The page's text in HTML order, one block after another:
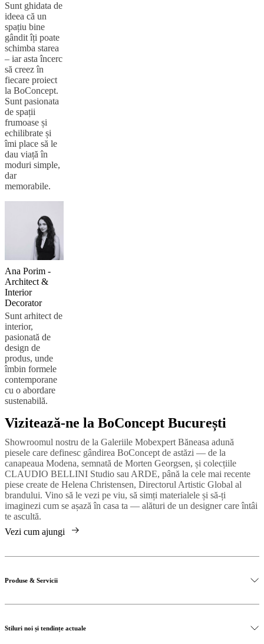
Sunt ghidata de
ideea că un
spațiu bine
gândit îți poate
schimba starea
– iar asta încerc
să creez în
fiecare proiect
la BoConcept.
Sunt pasionata
de spații
frumoase și
echilibrate și
îmi place să le
dau viață în
moduri simple,
dar
memorabile.
Ana Porim -
Architect &
Interior
Decorator
Sunt arhitect de
interior,
pasionată de
design de
produs, unde
îmbin formele
contemporane
cu o abordare
sustenabilă.
Vizitează-ne la BoConcept București
Showroomul nostru de la Galeriile Mobexpert Băneasa adună
piesele care definesc gândirea BoConcept de astăzi — de la
canapeaua Modena, semnată de Morten Georgsen, și colecțiile
CLAUDIO BELLINI Studio sau ARDE, până la cele mai recente
piese create de Helena Christensen, Directorul Artistic Global al
brandului. Vino să le vezi pe viu, să simți materialele și să-ți
imaginezi cum se așază în casa ta — alături de un designer care întâi
te ascultă.
Vezi cum ajungi
Produse & Servicii
fie personalizate. Materialele sunt alese pentru textura și rezistența
Stiluri noi și tendințe actuale